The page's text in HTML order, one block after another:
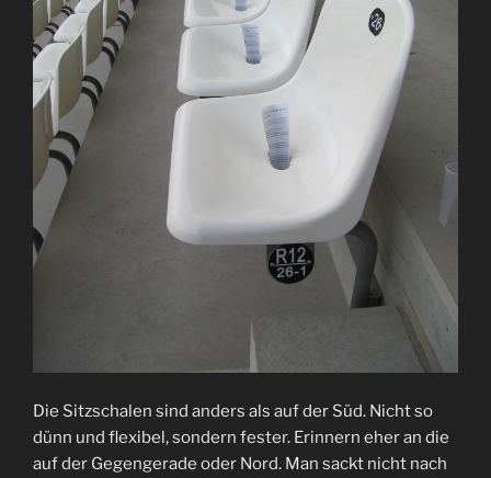
Die Sitzschalen sind anders als auf der Süd. Nicht so
dünn und flexibel, sondern fester. Erinnern eher an die
auf der Gegengerade oder Nord. Man sackt nicht nach